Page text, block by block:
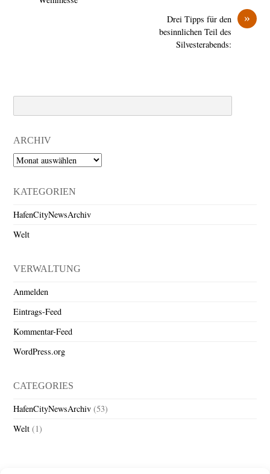
»
Drei Tipps für den
besinnlichen Teil des
Silvesterabends:
ARCHIV
Archiv
KATEGORIEN
HafenCityNewsArchiv
Welt
VERWALTUNG
Anmelden
Eintrags-Feed
Kommentar-Feed
WordPress.org
CATEGORIES
HafenCityNewsArchiv (53)
Welt (1)